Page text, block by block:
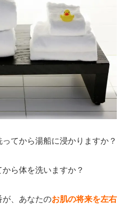
てから湯船に浸かりますか？
ら体を洗いますか？
が、あなたのお肌の将来を左右